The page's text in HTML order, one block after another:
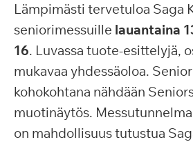
Lämpimästi tervetuloa Saga
seniorimessuille lauantaina
16. Luvassa tuote-esittelyjä,
mukavaa yhdessäoloa.
kohokohtana nähdään
muotinäytös.
on mahdollisuus tutustua